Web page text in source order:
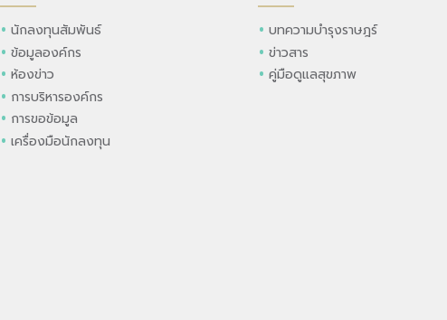
นักลงทุนสัมพันธ์
ข้อมูลองค์กร
ห้องข่าว
การบริหารองค์กร
การขอข้อมูล
เครื่องมือนักลงทุน
บทความบำรุงราษฎร์
ข่าวสาร
คู่มือดูแลสุขภาพ